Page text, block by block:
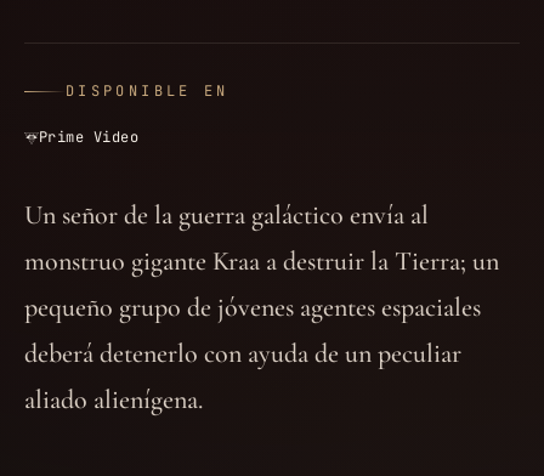
DISPONIBLE EN
Prime Video
Un señor de la guerra galáctico envía al
monstruo gigante Kraa a destruir la Tierra; un
pequeño grupo de jóvenes agentes espaciales
deberá detenerlo con ayuda de un peculiar
aliado alienígena.